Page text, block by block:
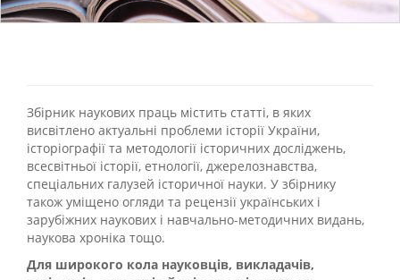
Збірник наукових праць містить статті, в яких
висвітлено актуальні проблеми історії України,
історіографії та методології історичних досліджень,
всесвітньої історії, етнології, джерелознавства,
спеціальних галузей історичної науки. У збірнику
також уміщено огляди та рецензії українських і
зарубіжних наукових і навчально-методичних видань,
наукова хроніка тощо.
Для широкого кола науковців, викладачів,